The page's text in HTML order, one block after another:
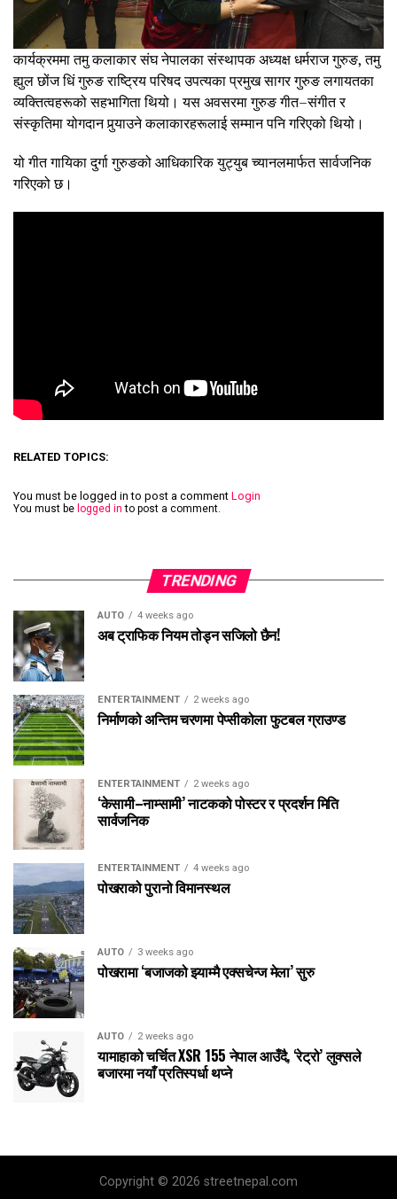
कार्यक्रममा तमु कलाकार संघ नेपालका संस्थापक अध्यक्ष धर्मराज गुरुङ, तमु
ह्युल छोंज धिं गुरुङ राष्ट्रिय परिषद उपत्यका प्रमुख सागर गुरुङ लगायतका
व्यक्तित्वहरूको सहभागिता थियो। यस अवसरमा गुरुङ गीत–संगीत र
संस्कृतिमा योगदान पुर्‍याउने कलाकारहरूलाई सम्मान पनि गरिएको थियो।
यो गीत गायिका दुर्गा गुरुङको आधिकारिक युट्युब च्यानलमार्फत सार्वजनिक
गरिएको छ।
RELATED TOPICS:
You must be logged in to post a comment Login
You must be logged in to post a comment.
TRENDING
AUTO 4 weeks ago
अब ट्राफिक नियम तोड्न सजिलो छैन!
ENTERTAINMENT 2 weeks ago
निर्माणको अन्तिम चरणमा पेप्सीकोला फुटबल ग्राउण्ड
ENTERTAINMENT 2 weeks ago
‘केसामी–नाम्सामी’ नाटकको पोस्टर र प्रदर्शन मिति
सार्वजनिक
ENTERTAINMENT 4 weeks ago
पोखराको पुरानो विमानस्थल
AUTO 3 weeks ago
पोखरामा ‘बजाजको झ्याम्मै एक्सचेन्ज मेला’ सुरु
AUTO 2 weeks ago
यामाहाको चर्चित XSR 155 नेपाल आउँदै, ‘रेट्रो’ लुक्सले
बजारमा नयाँ प्रतिस्पर्धा थप्ने
Copyright © 2026 streetnepal.com